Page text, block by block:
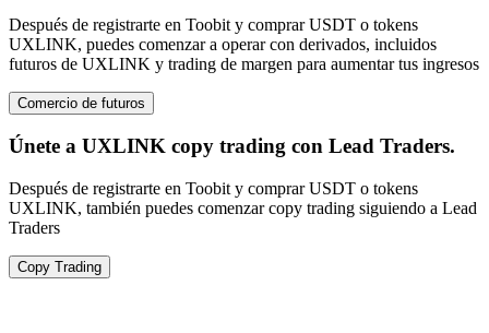
Después de registrarte en Toobit y comprar USDT o tokens
UXLINK, puedes comenzar a operar con derivados, incluidos
futuros de UXLINK y trading de margen para aumentar tus ingresos
Comercio de futuros
Únete a UXLINK copy trading con Lead Traders.
Después de registrarte en Toobit y comprar USDT o tokens
UXLINK, también puedes comenzar copy trading siguiendo a Lead
Traders
Copy Trading